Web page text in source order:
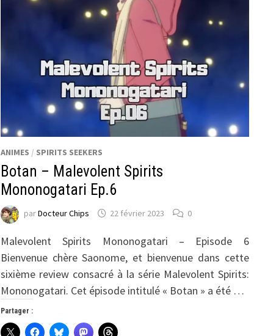
ANIMES / SPIRITS SEEKERS
Botan – Malevolent Spirits
Mononogatari Ep.6
parDocteur Chips 22 février 2023 0
Malevolent Spirits Mononogatari – Episode 6
Bienvenue chère Saonome, et bienvenue dans cette
sixième review consacré à la série Malevolent Spirits:
Mononogatari. Cet épisode intitulé « Botan » a été …
Partager :